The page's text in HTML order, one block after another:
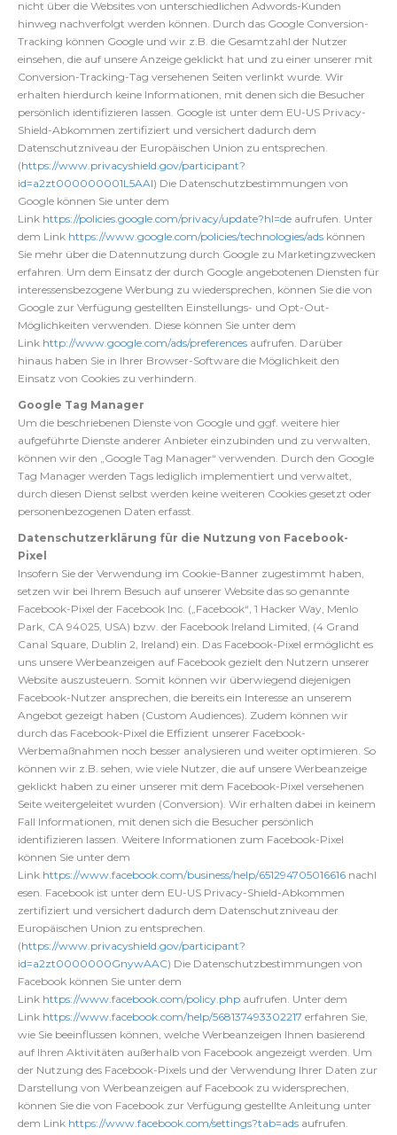
nicht über die Websites von unterschiedlichen Adwords-Kunden
hinweg nachverfolgt werden können. Durch das Google Conversion-
Tracking können Google und wir z.B. die Gesamtzahl der Nutzer
einsehen, die auf unsere Anzeige geklickt hat und zu einer unserer mit
Conversion-Tracking-Tag versehenen Seiten verlinkt wurde. Wir
erhalten hierdurch keine Informationen, mit denen sich die Besucher
persönlich identifizieren lassen. Google ist unter dem EU-US Privacy-
Shield-Abkommen zertifiziert und versichert dadurch dem
Datenschutzniveau der Europäischen Union zu entsprechen.
(https://www.privacyshield.gov/participant?
id=a2zt000000001L5AAI) Die Datenschutzbestimmungen von
Google können Sie unter dem
Link https://policies.google.com/privacy/update?hl=de aufrufen. Unter
dem Link https://www.google.com/policies/technologies/ads können
Sie mehr über die Datennutzung durch Google zu Marketingzwecken
erfahren. Um dem Einsatz der durch Google angebotenen Diensten für
interessensbezogene Werbung zu wiedersprechen, können Sie die von
Google zur Verfügung gestellten Einstellungs- und Opt-Out-
Möglichkeiten verwenden. Diese können Sie unter dem
Link http://www.google.com/ads/preferences aufrufen. Darüber
hinaus haben Sie in Ihrer Browser-Software die Möglichkeit den
Einsatz von Cookies zu verhindern.
Google Tag Manager
Um die beschriebenen Dienste von Google und ggf. weitere hier
aufgeführte Dienste anderer Anbieter einzubinden und zu verwalten,
können wir den „Google Tag Manager“ verwenden. Durch den Google
Tag Manager werden Tags lediglich implementiert und verwaltet,
durch diesen Dienst selbst werden keine weiteren Cookies gesetzt oder
personenbezogenen Daten erfasst.
Datenschutzerklärung für die Nutzung von Facebook-
Pixel
Insofern Sie der Verwendung im Cookie-Banner zugestimmt haben,
setzen wir bei Ihrem Besuch auf unserer Website das so genannte
Facebook-Pixel der Facebook Inc. („Facebook“, 1 Hacker Way, Menlo
Park, CA 94025, USA) bzw. der Facebook Ireland Limited, (4 Grand
Canal Square, Dublin 2, Ireland) ein. Das Facebook-Pixel ermöglicht es
uns unsere Werbeanzeigen auf Facebook gezielt den Nutzern unserer
Website auszusteuern. Somit können wir überwiegend diejenigen
Facebook-Nutzer ansprechen, die bereits ein Interesse an unserem
Angebot gezeigt haben (Custom Audiences). Zudem können wir
durch das Facebook-Pixel die Effizient unserer Facebook-
Werbemaßnahmen noch besser analysieren und weiter optimieren. So
können wir z.B. sehen, wie viele Nutzer, die auf unsere Werbeanzeige
geklickt haben zu einer unserer mit dem Facebook-Pixel versehenen
Seite weitergeleitet wurden (Conversion). Wir erhalten dabei in keinem
Fall Informationen, mit denen sich die Besucher persönlich
identifizieren lassen. Weitere Informationen zum Facebook-Pixel
können Sie unter dem
Link https://www.facebook.com/business/help/651294705016616 nachl
esen. Facebook ist unter dem EU-US Privacy-Shield-Abkommen
zertifiziert und versichert dadurch dem Datenschutzniveau der
Europäischen Union zu entsprechen.
(https://www.privacyshield.gov/participant?
id=a2zt0000000GnywAAC) Die Datenschutzbestimmungen von
Facebook können Sie unter dem
Link https://www.facebook.com/policy.php aufrufen. Unter dem
Link https://www.facebook.com/help/568137493302217 erfahren Sie,
wie Sie beeinflussen können, welche Werbeanzeigen Ihnen basierend
auf Ihren Aktivitäten außerhalb von Facebook angezeigt werden. Um
der Nutzung des Facebook-Pixels und der Verwendung Ihrer Daten zur
Darstellung von Werbeanzeigen auf Facebook zu widersprechen,
können Sie die von Facebook zur Verfügung gestellte Anleitung unter
dem Link https://www.facebook.com/settings?tab=ads aufrufen.